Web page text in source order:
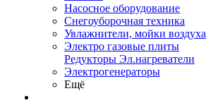
Насосное оборудование
Снегоуборочная техника
Увлажнители, мойки воздуха
Электро газовые плиты
Редукторы Эл.нагреватели
Электрогенераторы
Ещё